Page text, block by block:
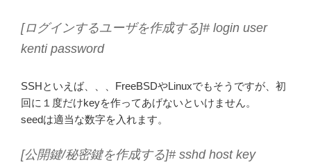
[ログインするユーザを作成する]# login user
kenti password
SSHといえば、、、FreeBSDやLinuxでもそうですが、初
回に１度だけkeyを作ってあげないといけません。
seedは適当な数字を入れます。
[公開鍵/秘密鍵を作成する]# sshd host key